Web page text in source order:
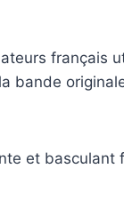
français
bande
et basculant